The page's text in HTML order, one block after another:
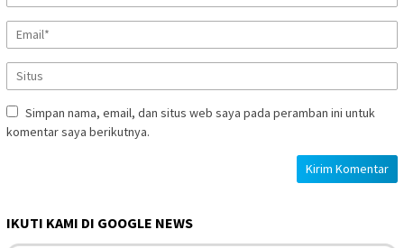
Simpan nama, email, dan situs web saya pada peramban ini untuk
komentar saya berikutnya.
IKUTI KAMI DI GOOGLE NEWS